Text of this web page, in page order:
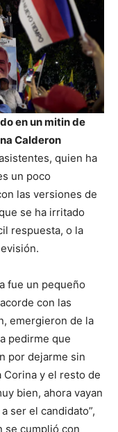
en un mitin de
Calderon
quien ha
un poco
las versiones de
se ha irritado
respuesta, o la
fue un pequeño
con las
emergieron de la
pedirme que
por dejarme sin
Corina y el resto de
bien, ahora vayan
ser el candidato”,
se cumplió con